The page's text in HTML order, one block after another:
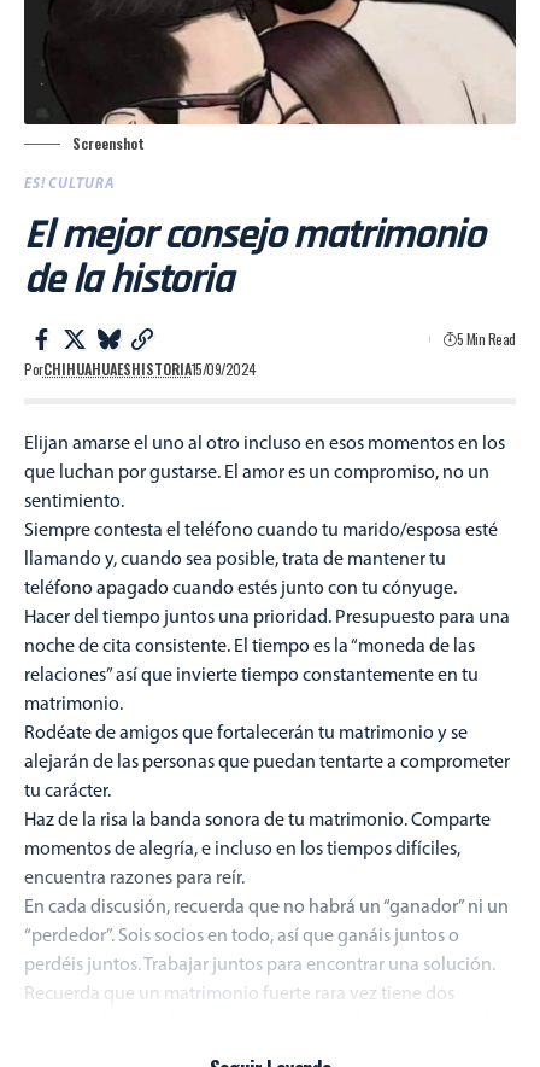
Screenshot
ES! CULTURA
El mejor consejo matrimonio
de la historia
PorCHIHUAHUAESHISTORIA15/09/2024
5 Min Read
Elijan amarse el uno al otro incluso en esos momentos en los
que luchan por gustarse. El amor es un compromiso, no un
sentimiento.
Siempre contesta el teléfono cuando tu marido/esposa esté
llamando y, cuando sea posible, trata de mantener tu
teléfono apagado cuando estés junto con tu cónyuge.
Hacer del tiempo juntos una prioridad. Presupuesto para una
noche de cita consistente. El tiempo es la “moneda de las
relaciones” así que invierte tiempo constantemente en tu
matrimonio.
Rodéate de amigos que fortalecerán tu matrimonio y se
alejarán de las personas que puedan tentarte a comprometer
tu carácter.
Haz de la risa la banda sonora de tu matrimonio. Comparte
momentos de alegría, e incluso en los tiempos difíciles,
encuentra razones para reír.
En cada discusión, recuerda que no habrá un “ganador” ni un
“perdedor”. Sois socios en todo, así que ganáis juntos o
perdéis juntos. Trabajar juntos para encontrar una solución.
Recuerda que un matrimonio fuerte rara vez tiene dos